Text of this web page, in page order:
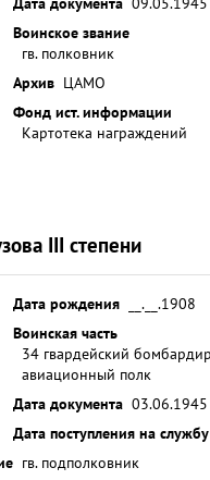
в приказах Верхов
Маршала
/втечение проводимой
БЛАГО- ДАРНОСТИ, а
тов. ,колекольцевым,
2 СТЕПЕНИ". ...»
Воинское звание
гв. полковник
Архив ЦАМО
Фонд ист. информации
Картотека награждений
III степени
Дата рождения
__.__.1908
Воинская часть
34 гвардейский
авиационный полк
Дата документа 03.06.1945
Дата поступления на службу
гв. подполковник